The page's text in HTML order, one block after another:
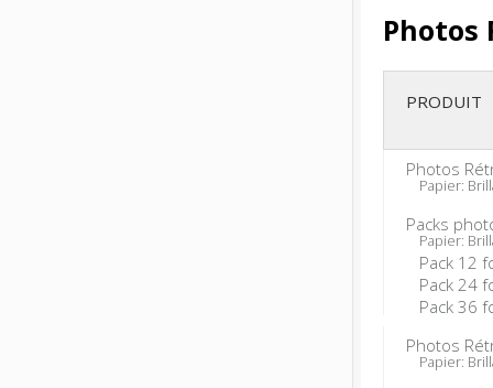
Photos
PRODUIT
Photos
Papier:
Packs
Papier:
Pack 12
Pack 24
Pack 36
Photos
Papier: